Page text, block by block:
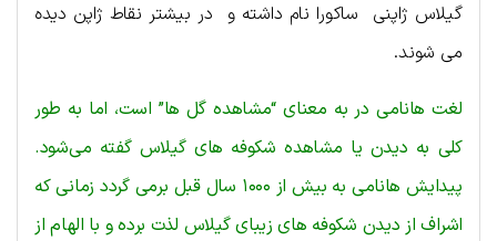
گیلاس ژاپنی ساکورا نام داشته و در بیشتر نقاط ژاپن دیده
می شوند.
لغت هانامی در به معنای “مشاهده گل ها” است، اما به طور
کلی به دیدن یا مشاهده شکوفه های گیلاس گفته می‌شود.
پیدایش هانامی به بیش از ۱۰۰۰ سال قبل برمی گردد زمانی که
اشراف از دیدن شکوفه های زیبای گیلاس لذت برده و با الهام از